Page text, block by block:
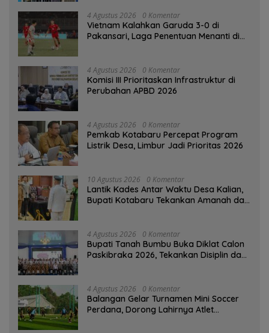
4 Agustus 2026 0 Komentar
Vietnam Kalahkan Garuda 3-0 di
Pakansari, Laga Penentuan Menanti di
4 Agustus 2026 0 Komentar
‎Komisi III Prioritaskan Infrastruktur di
Perubahan APBD 2026
4 Agustus 2026 0 Komentar
Pemkab Kotabaru Percepat Program
Listrik Desa, Limbur Jadi Prioritas 2026
10 Agustus 2026 0 Komentar
Lantik Kades Antar Waktu Desa Kalian,
Bupati Kotabaru Tekankan Amanah dan
4 Agustus 2026 0 Komentar
Bupati Tanah Bumbu Buka Diklat Calon
Paskibraka 2026, Tekankan Disiplin dan
4 Agustus 2026 0 Komentar
Balangan Gelar Turnamen Mini Soccer
Perdana, Dorong Lahirnya Atlet